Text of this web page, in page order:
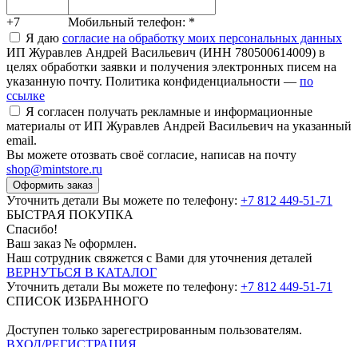
+7 Мобильный телефон: *
Я даю согласие на обработку моих персональных данных
ИП Журавлев Андрей Васильевич (ИНН 780500614009) в
целях обработки заявки и получения электронных писем на
указанную почту. Политика конфиденциальности — по
ссылке
Я согласен получать рекламные и информационные
материалы от ИП Журавлев Андрей Васильевич на указанный
email.
Вы можете отозвать своё согласие, написав на почту
shop@mintstore.ru
Оформить заказ
Уточнить детали Вы можете по телефону: +7 812 449-51-71
БЫСТРАЯ ПОКУПКА
Спасибо!
Ваш заказ № оформлен.
Наш сотрудник свяжется с Вами для уточнения деталей
ВЕРНУТЬСЯ В КАТАЛОГ
Уточнить детали Вы можете по телефону: +7 812 449-51-71
СПИСОК ИЗБРАННОГО
Доступен только зарегестрированным пользователям.